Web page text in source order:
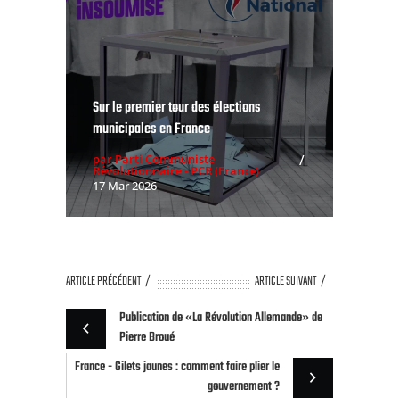
Sur le premier tour des élections
municipales en France
par Parti Communiste
Révolutionnaire - PCR (France)
17 Mar 2026
ARTICLE PRÉCÉDENT
ARTICLE SUIVANT
Publication de «La Révolution Allemande» de
Pierre Broué
France - Gilets jaunes : comment faire plier le
gouvernement ?